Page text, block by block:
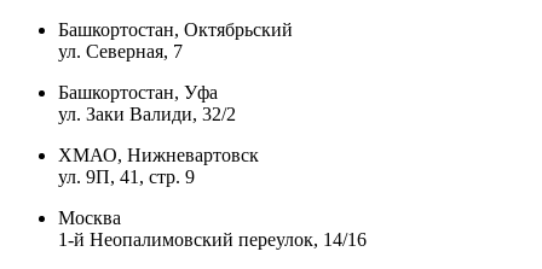
Башкортостан, Октябрьский
ул. Северная, 7
Башкортостан, Уфа
ул. Заки Валиди, 32/2
ХМАО, Нижневартовск
ул. 9П, 41, стр. 9
Москва
1-й Неопалимовский переулок, 14/16